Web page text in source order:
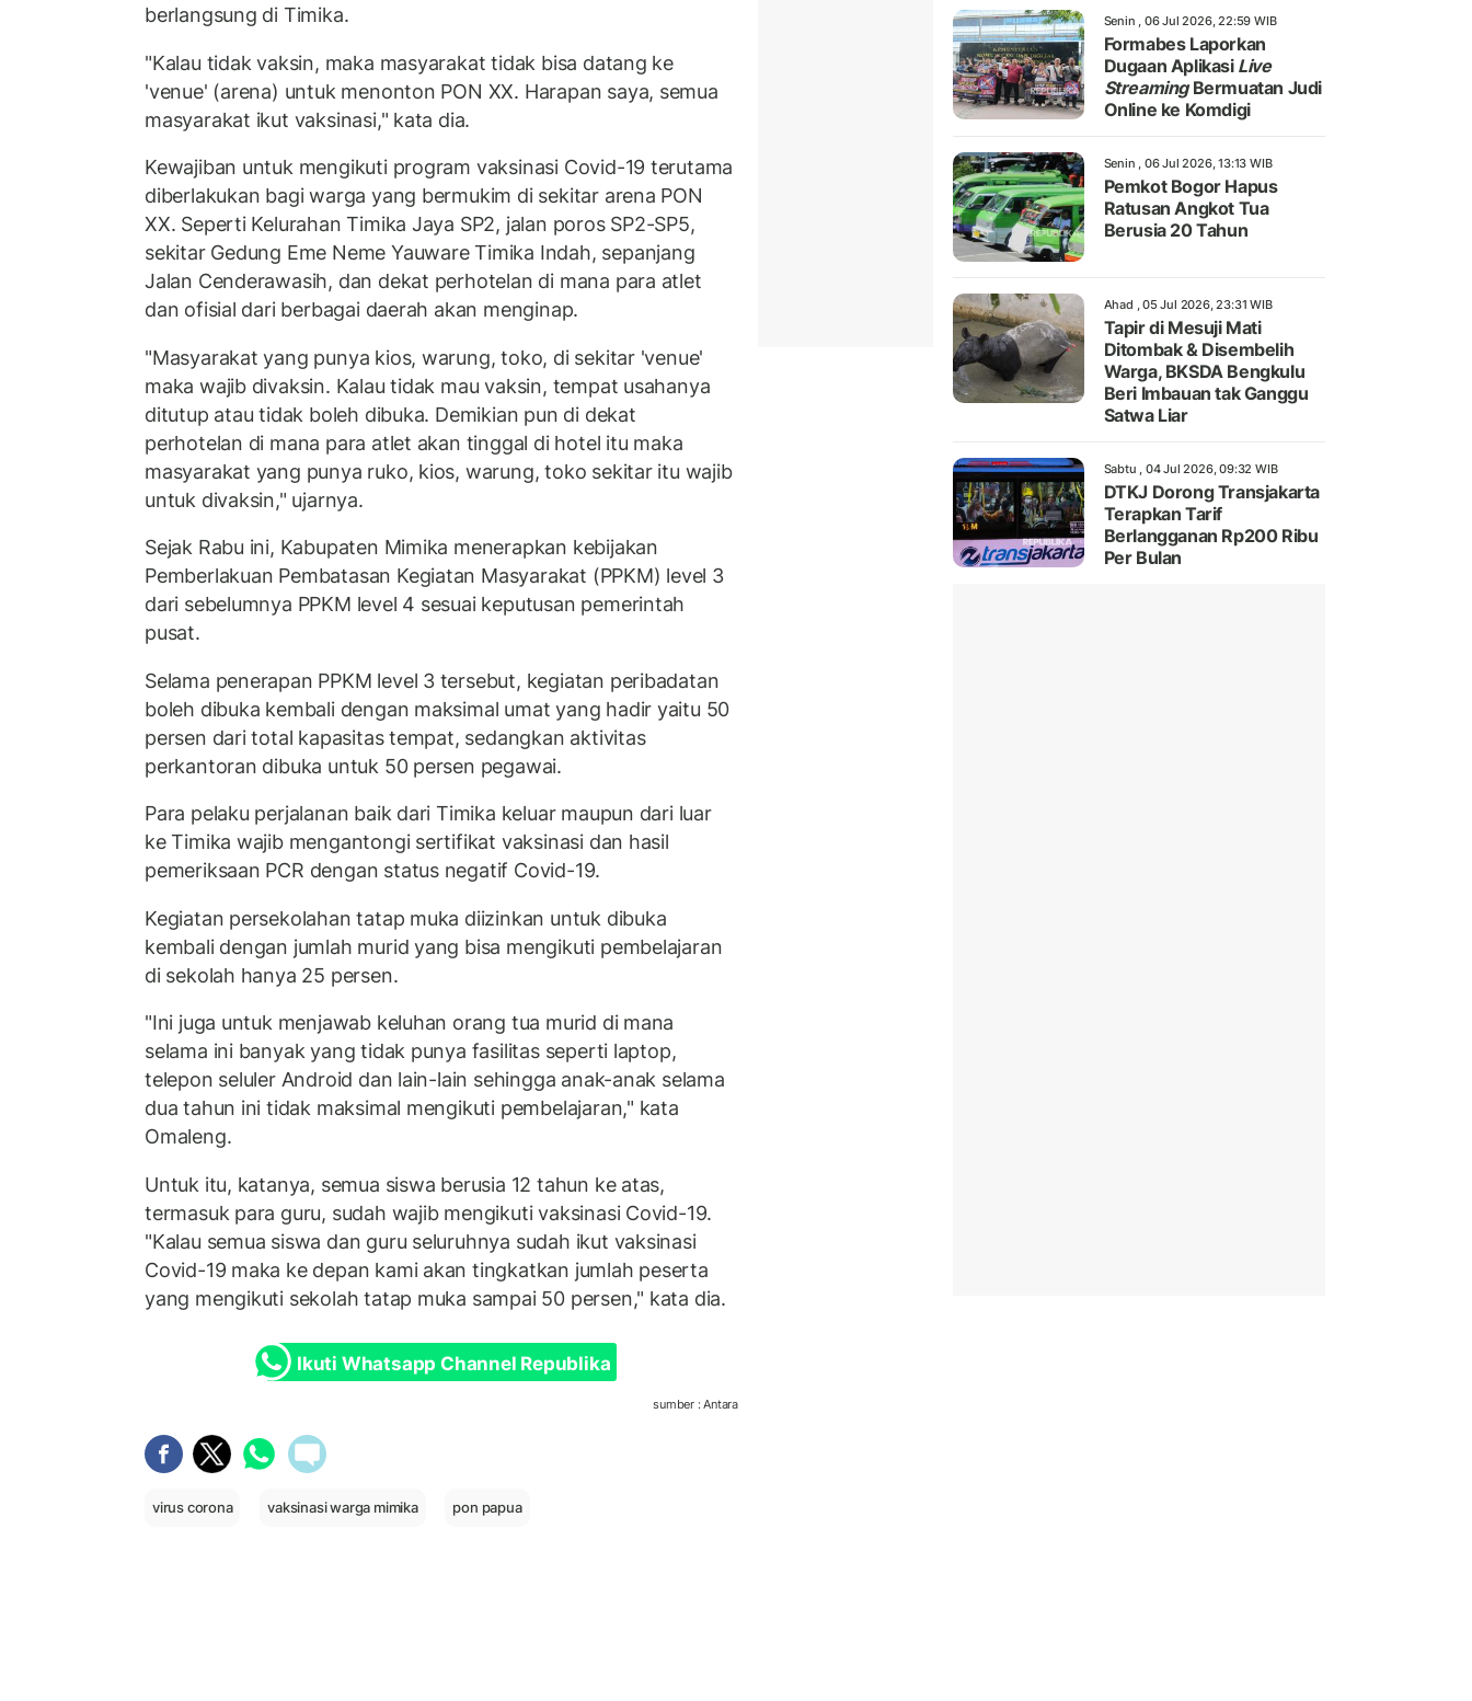
berlangsung di Timika.
"Kalau tidak vaksin, maka masyarakat tidak bisa datang ke
'venue' (arena) untuk menonton PON XX. Harapan saya, semua
masyarakat ikut vaksinasi," kata dia.
Kewajiban untuk mengikuti program vaksinasi Covid-19 terutama
diberlakukan bagi warga yang bermukim di sekitar arena PON
XX. Seperti Kelurahan Timika Jaya SP2, jalan poros SP2-SP5,
sekitar Gedung Eme Neme Yauware Timika Indah, sepanjang
Jalan Cenderawasih, dan dekat perhotelan di mana para atlet
dan ofisial dari berbagai daerah akan menginap.
"Masyarakat yang punya kios, warung, toko, di sekitar 'venue'
maka wajib divaksin. Kalau tidak mau vaksin, tempat usahanya
ditutup atau tidak boleh dibuka. Demikian pun di dekat
perhotelan di mana para atlet akan tinggal di hotel itu maka
masyarakat yang punya ruko, kios, warung, toko sekitar itu wajib
untuk divaksin," ujarnya.
Sejak Rabu ini, Kabupaten Mimika menerapkan kebijakan
Pemberlakuan Pembatasan Kegiatan Masyarakat (PPKM) level 3
dari sebelumnya PPKM level 4 sesuai keputusan pemerintah
pusat.
Selama penerapan PPKM level 3 tersebut, kegiatan peribadatan
boleh dibuka kembali dengan maksimal umat yang hadir yaitu 50
persen dari total kapasitas tempat, sedangkan aktivitas
perkantoran dibuka untuk 50 persen pegawai.
Para pelaku perjalanan baik dari Timika keluar maupun dari luar
ke Timika wajib mengantongi sertifikat vaksinasi dan hasil
pemeriksaan PCR dengan status negatif Covid-19.
Kegiatan persekolahan tatap muka diizinkan untuk dibuka
kembali dengan jumlah murid yang bisa mengikuti pembelajaran
di sekolah hanya 25 persen.
"Ini juga untuk menjawab keluhan orang tua murid di mana
selama ini banyak yang tidak punya fasilitas seperti laptop,
telepon seluler Android dan lain-lain sehingga anak-anak selama
dua tahun ini tidak maksimal mengikuti pembelajaran," kata
Omaleng.
Untuk itu, katanya, semua siswa berusia 12 tahun ke atas,
termasuk para guru, sudah wajib mengikuti vaksinasi Covid-19.
"Kalau semua siswa dan guru seluruhnya sudah ikut vaksinasi
Covid-19 maka ke depan kami akan tingkatkan jumlah peserta
yang mengikuti sekolah tatap muka sampai 50 persen," kata dia.
Ikuti Whatsapp Channel Republika
sumber : Antara
virus corona vaksinasi warga mimika pon papua
Senin , 06 Jul 2026, 22:59 WIB
Formabes Laporkan
Dugaan Aplikasi Live
StreamingBermuatan Judi
Online ke Komdigi
Senin , 06 Jul 2026, 13:13 WIB
Pemkot Bogor Hapus
Ratusan Angkot Tua
Berusia 20 Tahun
Ahad , 05 Jul 2026, 23:31 WIB
Tapir di Mesuji Mati
Ditombak & Disembelih
Warga, BKSDA Bengkulu
Beri Imbauan tak Ganggu
Satwa Liar
Sabtu , 04 Jul 2026, 09:32 WIB
DTKJ Dorong Transjakarta
Terapkan Tarif
Berlangganan Rp200 Ribu
Per Bulan